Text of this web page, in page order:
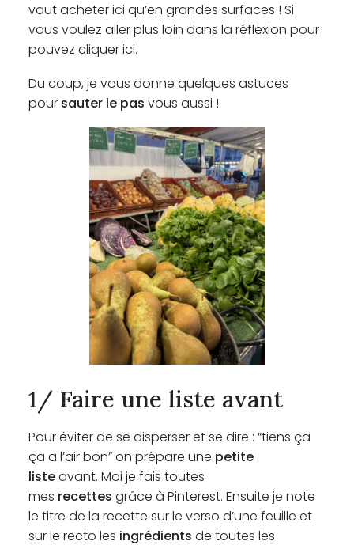
vaut acheter ici qu’en grandes surfaces ! Si
vous voulez aller plus loin dans la réflexion pour
pouvez cliquerici.
Du coup, je vous donne quelques astuces
pour sauter le pas vous aussi !
1/ Faire une liste avant
Pour éviter de se disperser et se dire : “tiens ça
ça a l’air bon” on prépare une petite
listeavant. Moi je fais toutes
mes recettes grâce à Pinterest. Ensuite je note
le titre de la recette sur le verso d’une feuille et
sur le recto les ingrédients de toutes les